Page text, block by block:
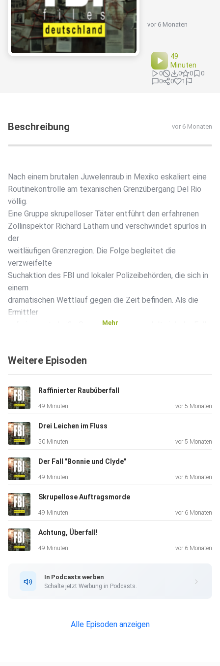
vor 6 Monaten
49
Minuten
0 0 0
0
0
0 1
Beschreibung vor 6 Monaten
Nach einem brutalen Juwelenraub in Mexiko eskaliert eine
Routinekontrolle am texanischen Grenzübergang Del Rio
völlig.
Eine Gruppe skrupelloser Täter entführt den erfahrenen
Zollinspektor Richard Latham und verschwindet spurlos in
der
weitläufigen Grenzregion. Die Folge begleitet die
verzweifelte
Suchaktion des FBI und lokaler Polizeibehörden, die sich in
einem
dramatischen Wettlauf gegen die Zeit befinden. Als die
Ermittler
auf eine erste heiße Spur stoßen, verwandelt sich der Fall
gefährliche
riskante
Telefonüberwachung führen die Spezialeinheiten
schließlich zu den
Verstecken der Flüchtigen.
Credits & Quellen: https://youtu.be/ia4tvrwo300
"The FBI Files" ist ein amerikanisches Dokudrama, die einen
Blick
of
Investigation (FBI) wirft. Es werden wahre FBI-Fälle durch
Mehr
Weitere Episoden
Raffinierter Raubüberfall
49 Minuten vor 5 Monaten
Drei Leichen im Fluss
50 Minuten vor 5 Monaten
Der Fall "Bonnie und Clyde"
49 Minuten vor 6 Monaten
Skrupellose Auftragsmorde
49 Minuten vor 6 Monaten
Achtung, Überfall!
49 Minuten vor 6 Monaten
In Podcasts werben
Schalte jetzt Werbung in Podcasts.
Alle Episoden anzeigen